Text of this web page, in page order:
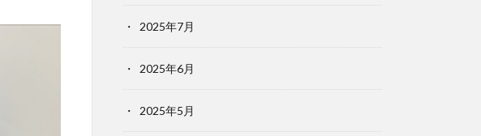
2025年7月
2025年6月
2025年5月